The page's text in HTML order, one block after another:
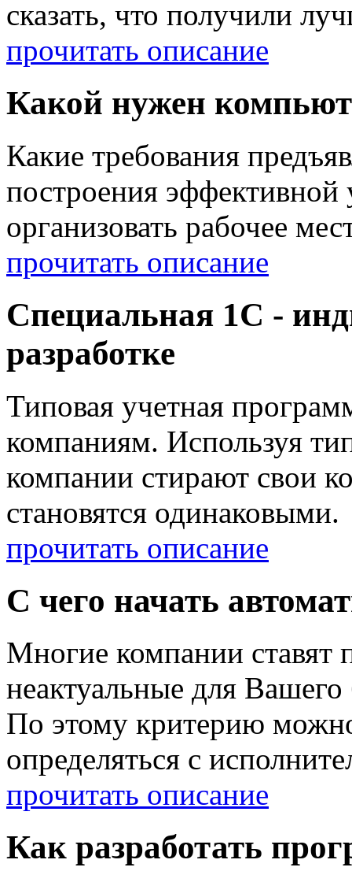
сказать, что получили
прочитать описание
Какой нужен
Какие требования
построения эффективной
организовать рабочее
прочитать описание
Специальная 1С -
разработке
Типовая учетная
компаниям. Используя
компании стирают свои
становятся одинаковыми.
прочитать описание
С чего начать
Многие компании ставят
неактуальные для
По этому критерию
определяться с
прочитать описание
Как разработать